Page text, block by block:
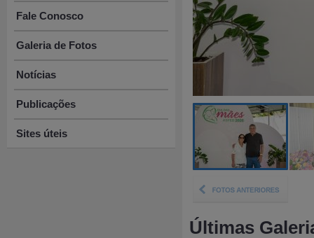
Fale Conosco
Galeria de Fotos
Notícias
Publicações
Sites úteis
Últimas